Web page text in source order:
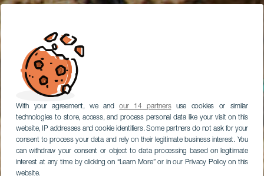
With your agreement, we andour 14 partnersuse cookies or similar
technologies to store, access, and process personal data like your visit on this
website, IP addresses and cookie identifiers. Some partners do not ask for your
consent to process your data and rely on their legitimate business interest. You
can withdraw your consent or object to data processing based on legitimate
interest at any time by clicking on “Learn More” or in our Privacy Policy on this
website.